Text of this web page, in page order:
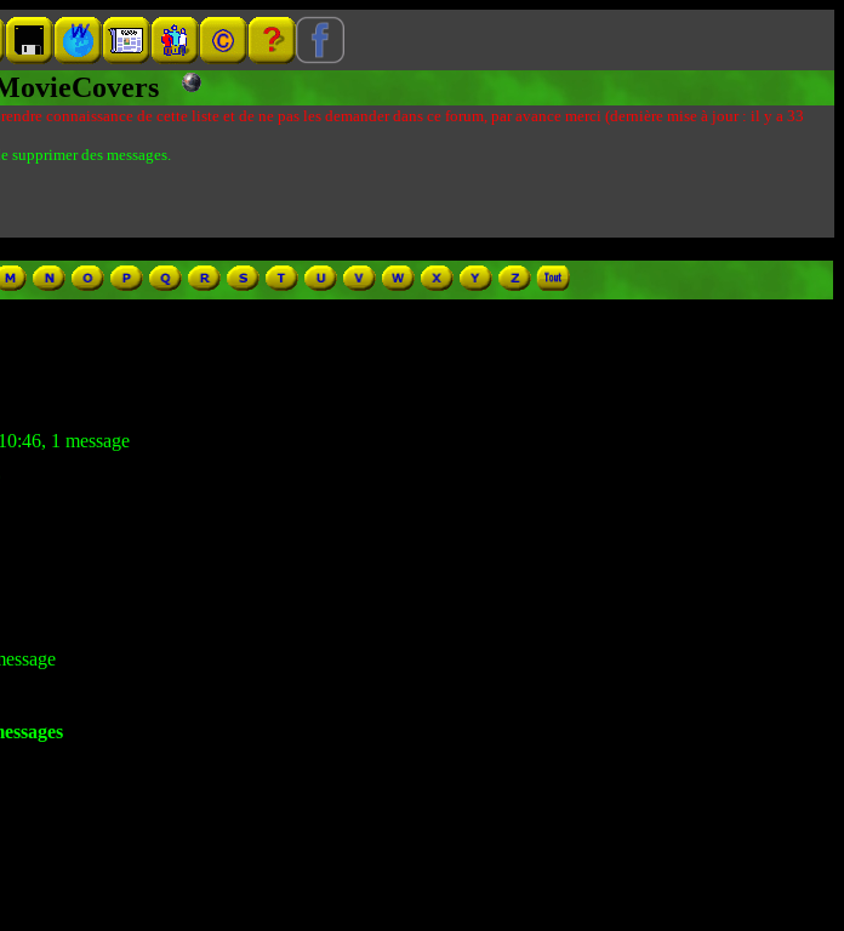
connaissance de cette liste et de ne pas les demander dans ce forum, par avance merci (dernière mise à jour : il y a 33
supprimer des messages.
1 message